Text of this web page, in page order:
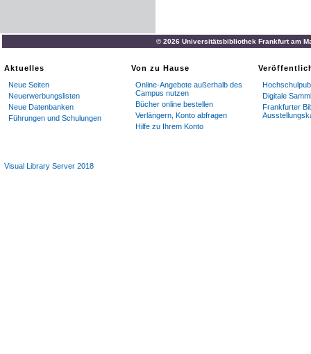
© 2026 Universitätsbibliothek Frankfurt am
Aktuelles
Neue Seiten
Neuerwerbungslisten
Neue Datenbanken
Führungen und Schulungen
Von zu Hause
Online-Angebote außerhalb des
Campus nutzen
Bücher online bestellen
Verlängern, Konto abfragen
Hilfe zu Ihrem Konto
Digitale
Frankfurter
Visual Library Server 2018